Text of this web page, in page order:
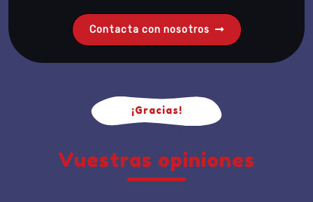
Contacta con nosotros
¡Gracias!
Vuestras opiniones